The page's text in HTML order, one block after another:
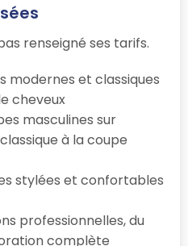
renseigné ses tarifs.
modernes et classiques
cheveux
masculines sur
à la coupe
stylées et confortables
professionnelles, du
complète